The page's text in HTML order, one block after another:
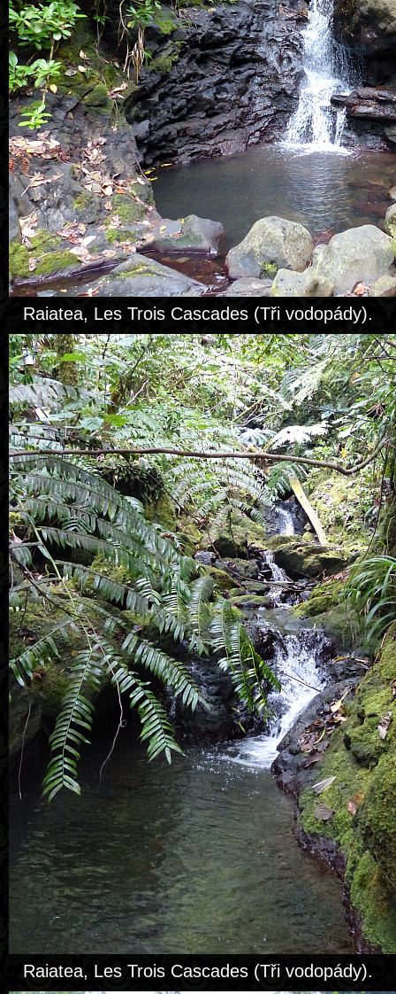
Raiatea, Les Trois Cascades (Tři vodopády).
Raiatea, Les Trois Cascades (Tři vodopády).